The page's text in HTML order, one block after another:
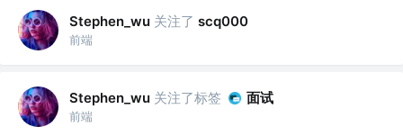
Stephen_wu 关注了 scq000
前端
Stephen_wu 关注了标签 面试
前端